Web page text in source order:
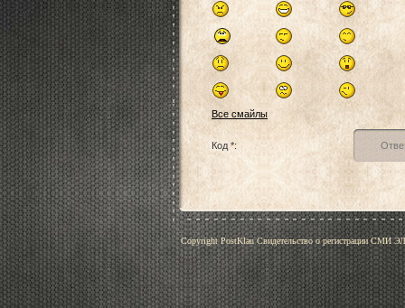
Все смайлы
Код *:
Copyright PostKlau Свидетельство о регистрации СМИ